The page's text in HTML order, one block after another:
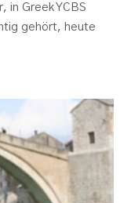
in Greek YCBS
gehört, heute